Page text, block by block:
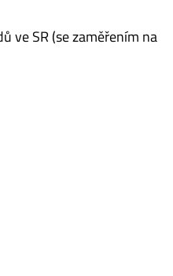
ve SR (se zaměřením na